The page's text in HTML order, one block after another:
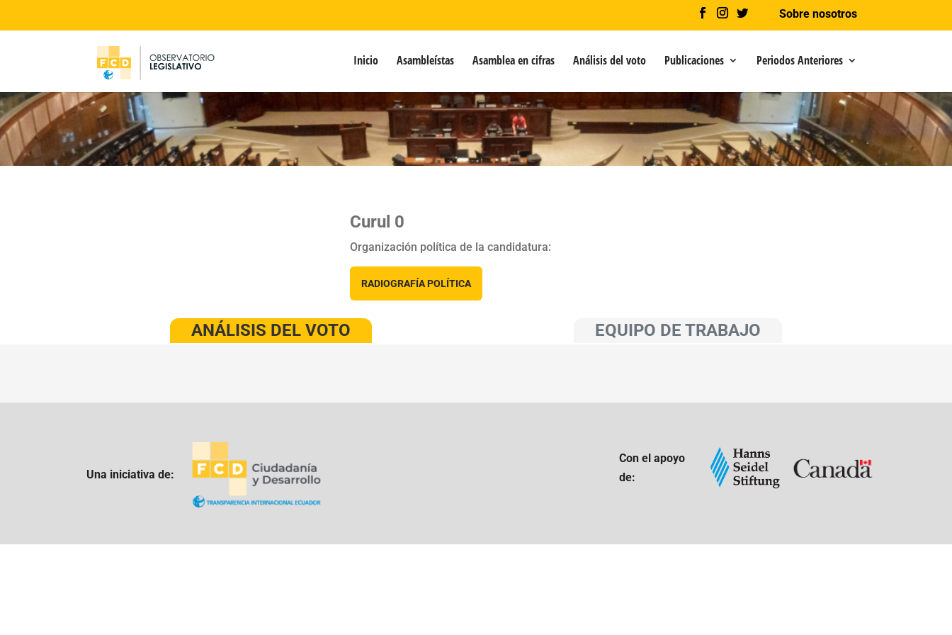
Sobre nosotros
Inicio Asambleístas Asamblea en cifras Análisis del voto Publicaciones Periodos Anteriores
Curul 0
Organización política de la candidatura:
RADIOGRAFÍA POLÍTICA
ANÁLISIS DEL VOTO EQUIPO DE TRABAJO
Una iniciativa de:
Con el apoyo
de: